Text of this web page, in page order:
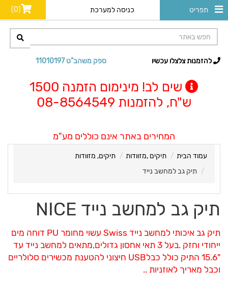
תפריט כניסה למערכת (0)
ספק משהב"ט 11010197 להזמנות צלצלו עכשיו
שים לב! מינימום הזמנה 1500
ש"ח, להזמנות 08-8564549
המחירים באתר אינם כוללים מע"מ
עמוד הבית תיקים ,מזוודות
תיקים, מזוודות
תיק גב למחשב נייד
תיק גב למחשב נייד NICE
תיק גב איכותי למחשב נייד Swiss עשוי מחומר PU דוחה מים
ייחודי וחזק .בעל 3 תאי אחסון גדולים,מתאים למחשב נייד עד
"15.6 התיק כולל כבלUSB חיצוני להטענת מכשירים סלולריים
וכבל מאריך לאוזניות ..